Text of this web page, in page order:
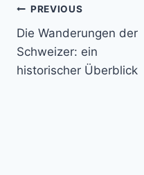
Post
navigation
PREVIOUS
Die Wanderungen der
Schweizer: ein
historischer Überblick